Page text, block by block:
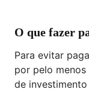
O que fazer
Para evitar
por pelo
de